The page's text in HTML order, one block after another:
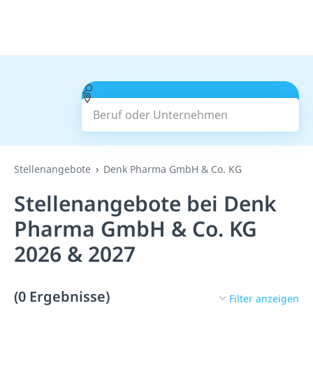
Beruf oder Unternehmen
Suchen
Stellenangebote Denk Pharma GmbH & Co. KG
Stellenangebote bei Denk
Pharma GmbH & Co. KG
2026 & 2027
(0 Ergebnisse) Filter anzeigen